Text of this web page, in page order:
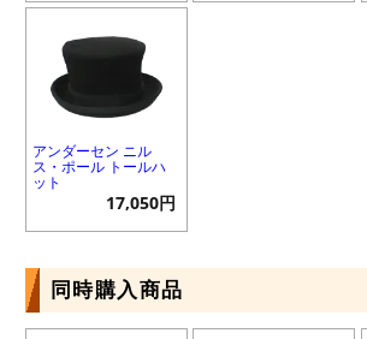
アンダーセン ニル
ス・ポール トールハ
ット
17,050円
同時購入商品